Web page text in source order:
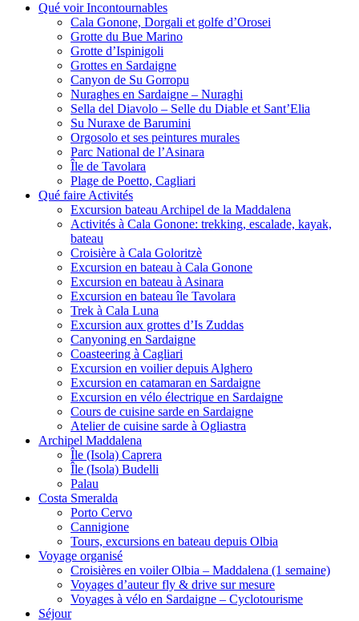
Qué voir Incontournables
Cala Gonone, Dorgali et golfe d’Orosei
Grotte du Bue Marino
Grotte d’Ispinigoli
Grottes en Sardaigne
Canyon de Su Gorropu
Nuraghes en Sardaigne – Nuraghi
Sella del Diavolo – Selle du Diable et Sant’Elia
Su Nuraxe de Barumini
Orgosolo et ses peintures murales
Parc National de l’Asinara
Île de Tavolara
Plage de Poetto, Cagliari
Qué faire Activités
Excursion bateau Archipel de la Maddalena
Activités à Cala Gonone: trekking, escalade, kayak,
bateau
Croisière à Cala Goloritzè
Excursion en bateau à Cala Gonone
Excursion en bateau à Asinara
Excursion en bateau île Tavolara
Trek à Cala Luna
Excursion aux grottes d’Is Zuddas
Canyoning en Sardaigne
Coasteering à Cagliari
Excursion en voilier depuis Alghero
Excursion en catamaran en Sardaigne
Excursion en vélo électrique en Sardaigne
Cours de cuisine sarde en Sardaigne
Atelier de cuisine sarde à Ogliastra
Archipel Maddalena
Île (Isola) Caprera
Île (Isola) Budelli
Palau
Costa Smeralda
Porto Cervo
Cannigione
Tours, excursions en bateau depuis Olbia
Voyage organisé
Croisières en voiler Olbia – Maddalena (1 semaine)
Voyages d’auteur fly & drive sur mesure
Voyages à vélo en Sardaigne – Cyclotourisme
Séjour